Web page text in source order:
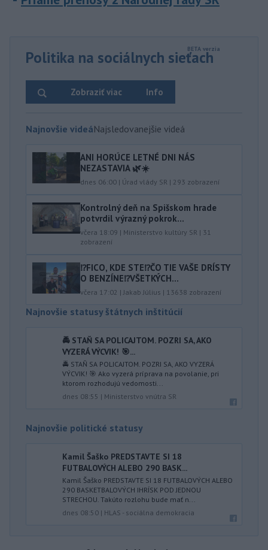
Politika na sociálnych sieťach
Info
Zobraziť viac
Najnovšie videáNajsledovanejšie videá
ANI HORÚCE LETNÉ DNI NÁS
NEZASTAVIA 🌿☀️
dnes 06:00 | Úrad vlády SR | 293 zobrazení
Kontrolný deň na Spišskom hrade
potvrdil výrazný pokrok...
včera 18:09 | Ministerstvo kultúry SR | 31
zobrazení
⁉️FICO, KDE STE⁉️ČO TIE VAŠE DRÍSTY
O BENZÍNE⁉️VŠETKÝCH...
včera 17:02 |Jakab Július | 13638 zobrazení
Najnovšie statusy štátnych inštitúcií
🚔 STAŇ SA POLICAJTOM. POZRI SA, AKO
VYZERÁ VÝCVIK! 🎯...
🚔 STAŇ SA POLICAJTOM. POZRI SA, AKO VYZERÁ
VÝCVIK! 🎯 Ako vyzerá príprava na povolanie, pri
ktorom rozhodujú vedomosti...
dnes 08:55 | Ministerstvo vnútra SR
Najnovšie politické statusy
Kamil Šaško PREDSTAVTE SI 18
FUTBALOVÝCH ALEBO 290 BASK...
Kamil Šaško PREDSTAVTE SI 18 FUTBALOVÝCH ALEBO
290 BASKETBALOVÝCH IHRÍSK POD JEDNOU
STRECHOU. Takúto rozlohu bude mať n...
dnes 08:50 | HLAS - sociálna demokracia